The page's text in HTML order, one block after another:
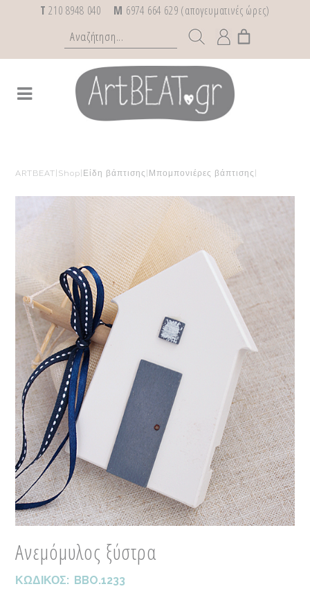
T 210 8948 040 M 6974 664 629 (απογευματινές ώρες)
ARTBEAT Shop Είδη βάπτισης Μπομπονιέρες βάπτισης
Ανεμόμυλος ξύστρα
ΚΩΔΙΚΟΣ: BBO.1233